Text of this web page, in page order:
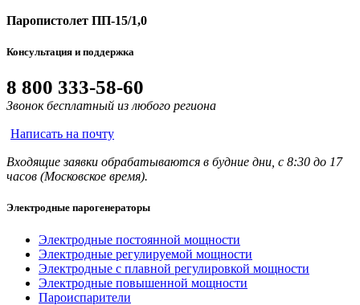
Паропистолет ПП-15/1,0
Консультация и поддержка
8 800 333-58-60
Звонок бесплатный из любого региона
Написать на почту
Входящие заявки обрабатываются в будние дни, с 8:30 до 17
часов (Московское время).
Электродные парогенераторы
Электродные постоянной мощности
Электродные регулируемой мощности
Электродные с плавной регулировкой мощности
Электродные повышенной мощности
Пароиспарители